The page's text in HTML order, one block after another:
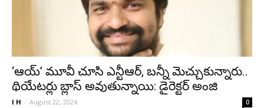
‘ఆయ్‌’ మూవీ చూసి ఎన్టీఆర్, బన్నీ మెచ్చుకున్నారు..
థియేటర్లు బ్లాస్ అవుతున్నాయి: డైరెక్టర్ అంజి
I H - August 22, 2024 0